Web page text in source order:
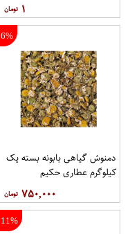
۱
6%
دمنوش گیاهی بابونه بسته یک
کیلوگرم عطاری حکیم
۷۵۰,۰۰۰
11%